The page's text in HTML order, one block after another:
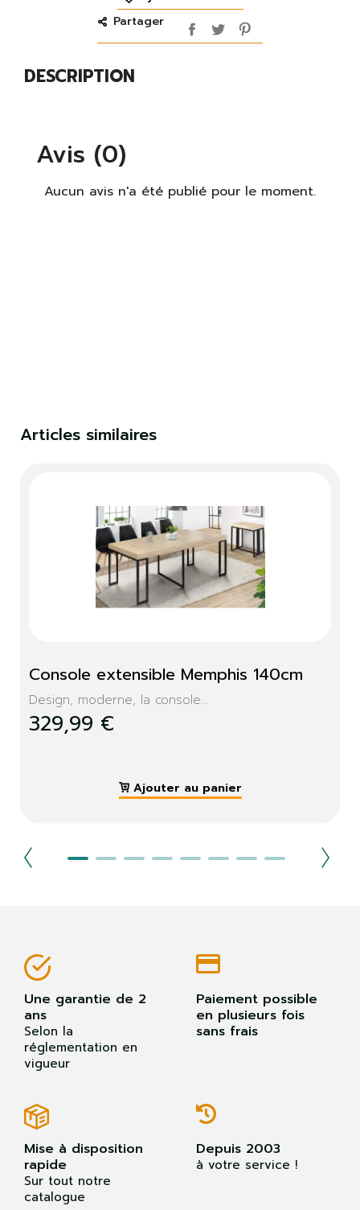
DESCRIPTION
Partager
Avis (0)
Aucun avis n'a été publié pour le moment.
Articles similaires
Console extensible Memphis 140cm
Design, moderne, la console...
329,99 €
Ajouter au panier
Une garantie de 2
ans
Selon la
réglementation en
vigueur
Paiement possible
en plusieurs fois
sans frais
Mise à disposition
rapide
Sur tout notre
catalogue
Depuis 2003
à votre service !
S'identifier